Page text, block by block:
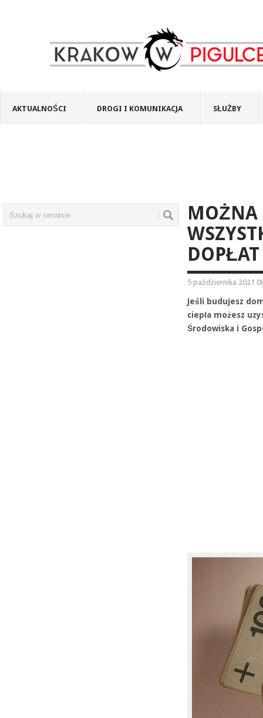
AKTUALNOŚCI DROGI I KOMUNIKACJA SŁUŻBY
MOŻNA
DOPŁAT
5 października 2021
Jeśli budujesz
ciepła możesz
Środowiska i